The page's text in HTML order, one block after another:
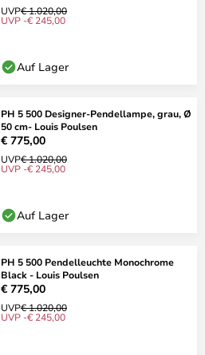
UVP€ 1.020,00
UVP -€ 245,00
Auf Lager
PH 5 500 Designer-Pendellampe, grau, Ø
50 cm- Louis Poulsen
€ 775,00
UVP€ 1.020,00
UVP -€ 245,00
Auf Lager
PH 5 500 Pendelleuchte Monochrome
Black - Louis Poulsen
€ 775,00
UVP€ 1.020,00
UVP -€ 245,00